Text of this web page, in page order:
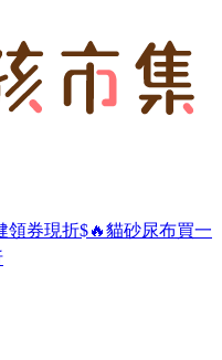
領券現折$🔥貓砂尿布買一